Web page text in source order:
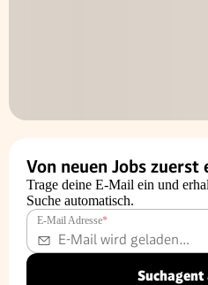
Von neuen Jobs zuerst
Trage deine E-Mail ein und
Suche automatisch.
E-Mail Adresse*